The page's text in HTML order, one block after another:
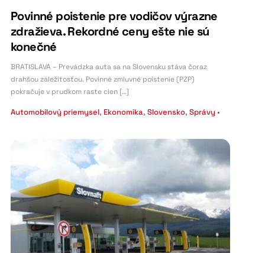
Povinné poistenie pre vodičov výrazne
zdražieva. Rekordné ceny ešte nie sú
konečné
BRATISLAVA – Prevádzka auta sa na Slovensku stáva čoraz
drahšou záležitosťou. Povinné zmluvné poistenie (PZP)
pokračuje v prudkom raste cien […]
Automobilový priemysel, Ekonomika, Slovensko, Správy •